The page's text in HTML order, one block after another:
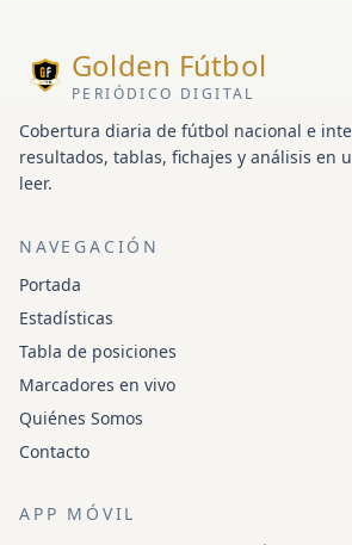
Golden Fútbol
PERIÓDICO DIGITAL
Cobertura diaria de fútbol nacional e
resultados, tablas, fichajes y análisis en
leer.
NAVEGACIÓN
Portada
Estadísticas
Tabla de posiciones
Marcadores en vivo
Quiénes Somos
Contacto
APP MÓVIL